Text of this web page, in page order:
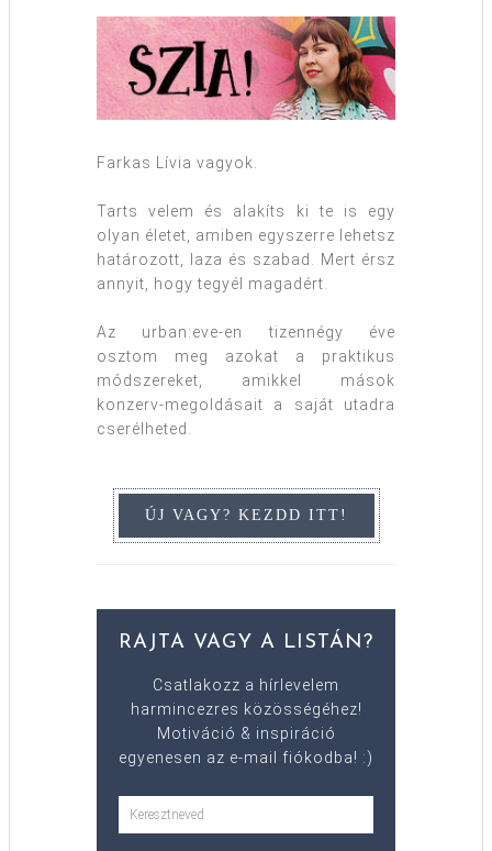
Farkas Lívia vagyok.
Tarts velem és alakíts ki te is egy
olyan életet, amiben egyszerre lehetsz
határozott, laza és szabad. Mert érsz
annyit, hogy tegyél magadért.
Az urban:eve-en tizennégy éve
osztom meg azokat a praktikus
módszereket, amikkel mások
konzerv-megoldásait a saját utadra
cserélheted.
RAJTA VAGY A LISTÁN?
Csatlakozz a hírlevelem
harmincezres közösségéhez!
Motiváció & inspiráció
egyenesen az e-mail fiókodba! :)